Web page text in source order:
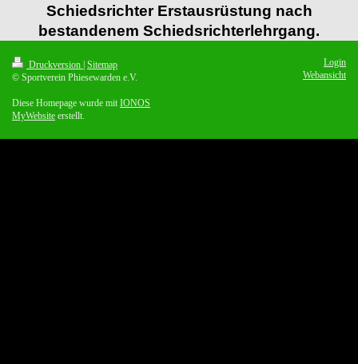
Schiedsrichter Erstausrüstung nach
bestandenem Schiedsrichterlehrgang.
Druckversion
Sitemap
© Sportverein Phiesewarden e.V.
Diese Homepage wurde mitIONOS
MyWebsite erstellt.
Login
Webansicht